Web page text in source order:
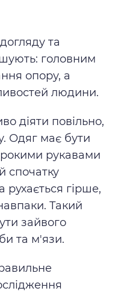
та
головним
опору, а
людини.
діяти повільно,
Одяг має бути
рукавами
спочатку
рухається гірше,
Такий
зайвого
та м'язи.